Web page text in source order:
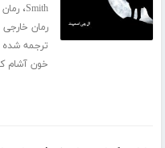
Smith،
رمان
ترجمه شده
خون